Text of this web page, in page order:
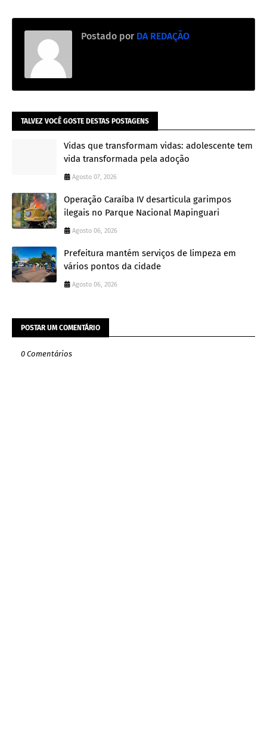
Postado por DA REDAÇÃO
TALVEZ VOCÊ GOSTE DESTAS POSTAGENS
Vidas que transformam vidas: adolescente tem
vida transformada pela adoção
Agosto 07, 2026
Operação Caraíba IV desarticula garimpos
ilegais no Parque Nacional Mapinguari
Agosto 06, 2026
Prefeitura mantém serviços de limpeza em
vários pontos da cidade
Agosto 06, 2026
POSTAR UM COMENTÁRIO
0 Comentários